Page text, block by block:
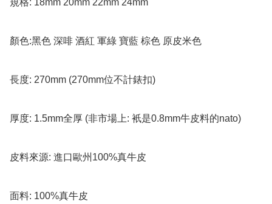
規格: 18mm 20mm 22mm 24mm
顏色:黑色 深啡 酒紅 軍綠 寶藍 棕色 原皮米色
長度: 270mm (270mm位不計錶扣)
厚度: 1.5mm全厚 (非市場上: 衹是0.8mm牛皮料的nato)
皮料來源: 進口歐州100%真牛皮
面料: 100%真牛皮